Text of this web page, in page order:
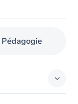
Pédagogie